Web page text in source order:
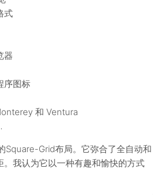
式
器
序图标
和 Ventura
Square-Grid布局。它弥合了全自动和
。我认为它以一种有趣和愉快的方式